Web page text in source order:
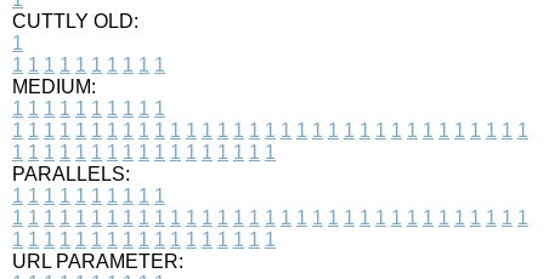
CUTTLY OLD:
1
1 1 1 1 1 1 1 1 1 1
MEDIUM:
1 1 1 1 1 1 1 1 1 1
1 1 1 1 1 1 1 1 1 1 1 1 1 1 1 1 1 1 1 1 1 1 1 1 1 1 1 1 1 1 1 1 1
1 1 1 1 1 1 1 1 1 1 1 1 1 1 1 1 1
PARALLELS:
1 1 1 1 1 1 1 1 1 1
1 1 1 1 1 1 1 1 1 1 1 1 1 1 1 1 1 1 1 1 1 1 1 1 1 1 1 1 1 1 1 1 1
1 1 1 1 1 1 1 1 1 1 1 1 1 1 1 1 1
URL PARAMETER: